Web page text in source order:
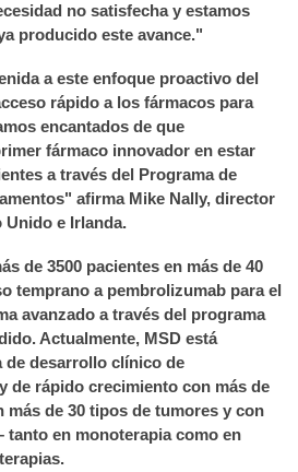
no satisfecha y estamos
producido este avance."
a este enfoque proactivo del
rápido a los fármacos para
encantados de que
fármaco innovador en estar
a través del Programa de
afirma Mike Nally, director
Unido e Irlanda.
de 3500 pacientes en más de 40
temprano a pembrolizumab para el
avanzado a través del programa
Actualmente, MSD está
de desarrollo clínico de
de rápido crecimiento con más de
más de 30 tipos de tumores y con
tanto en monoterapia como en